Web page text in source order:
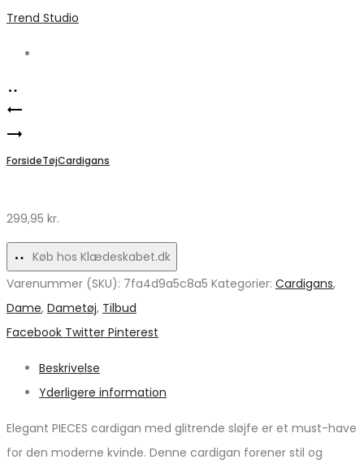
Trend Studio
Product
navigation
6190
Nederdel
Elegant
Hverdagslook!
Elegant
Blazer
Dame
Perfekt
til
Fest
og
ForsideTøjCardigans
299,95 kr.
Køb hos Klædeskabet.dk
Varenummer (SKU): 7fa4d9a5c8a5 Kategorier: Cardigans,
Dame, Dametøj, Tilbud
Share
Facebook Twitter Pinterest
Beskrivelse
Yderligere information
Elegant PIECES cardigan med glitrende sløjfe er et must-have
for den moderne kvinde. Denne cardigan forener stil og